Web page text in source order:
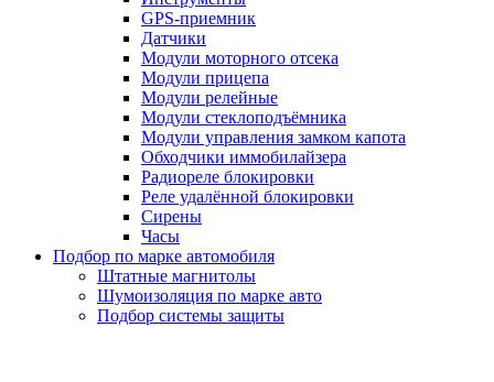
GPS-приемник
Датчики
Модули моторного отсека
Модули прицепа
Модули релейные
Модули стеклоподъёмника
Модули управления замком капота
Обходчики иммобилайзера
Радиореле блокировки
Реле удалённой блокировки
Сирены
Часы
Подбор по марке автомобиля
Штатные магнитолы
Шумоизоляция по марке авто
Подбор системы защиты